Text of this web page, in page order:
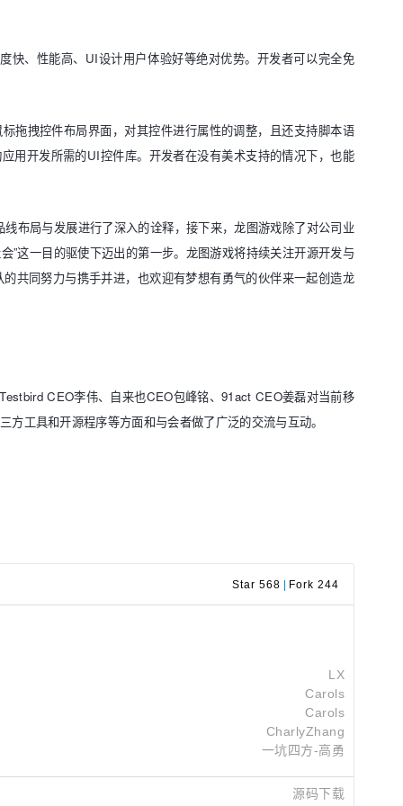
快、性能高、 UI设计用户体验好等绝对优势。开发者可以完全免
拖拽控件布局界面，对其控件进行属性的调整，且还支持脚本语
用开发所需的UI控件库。开发者在没有美术支持的情况下，也能
线布局与发展进行了深入的诠释，接下来，龙图游戏除了对公司业
”这一目的驱使下迈出的第一步。龙图游戏将持续关注开源开发与
共同努力与携手并进，也欢迎有梦想有勇气的伙伴来一起创造龙
Testbird CEO李伟、自来也CEO包峰铭、 91act CEO姜磊对当前移
工具和开源程序等方面和与会者做了广泛的交流与互动。
Star 568 Fork 244
LX
Carols
Carols
CharlyZhang
一坑四方-高勇
2022-05-23 14:00
源码下载